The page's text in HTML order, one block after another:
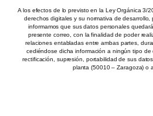
A los efectos de lo previsto en la Ley Orgánica 3/
derechos digitales y su normativa de
informamos que sus datos personales
presente correo, con la finalidad de poder
relaciones entabladas entre ambas partes,
cediéndose dicha información a ningún tipo
rectificación, supresión, portabilidad de sus
planta (50010 – Zaragoza) o